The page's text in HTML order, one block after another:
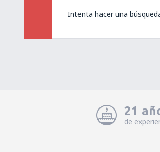
Intenta hacer una
21
de